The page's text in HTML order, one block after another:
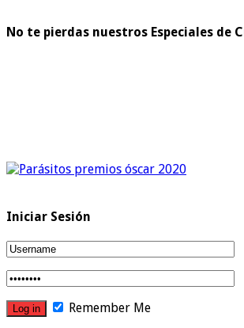
No te pierdas nuestros Especiales de
Iniciar Sesión
Remember Me